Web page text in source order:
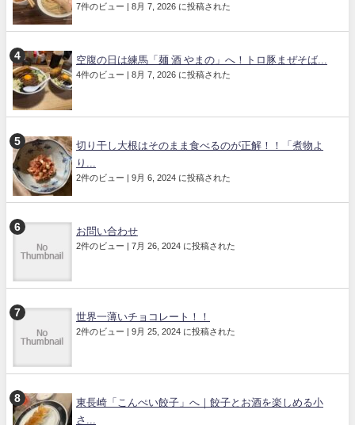
7件のビュー | 8月 7, 2026 に投稿された
空腹の日は練馬「麺 酒 やまの」へ！トロ豚まぜそば...
4件のビュー | 8月 7, 2026 に投稿された
切り干し大根はそのまま食べるのが正解！！「煮物よ
り...
2件のビュー | 9月 6, 2024 に投稿された
お問い合わせ
2件のビュー | 7月 26, 2024 に投稿された
世界一薄いチョコレート！！
2件のビュー | 9月 25, 2024 に投稿された
東長崎「こんぺい餃子」へ｜餃子とお酒を楽しめる小
さ...